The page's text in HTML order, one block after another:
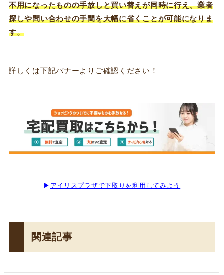
不用になったものの手放しと買い替えが同時に行え、業者
探しや問い合わせの手間を大幅に省くことが可能になりま
す。
詳しくは下記バナーよりご確認ください！
▶ アイリスプラザで下取りを利用してみよう
関連記事